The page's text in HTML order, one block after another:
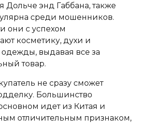
Дольче энд Габбана, также
среди мошенников.
они с успехом
косметику, духи и
выдавая все за
товар.
не сразу сможет
Большинство
идет из Китая и
отличительным признаком,